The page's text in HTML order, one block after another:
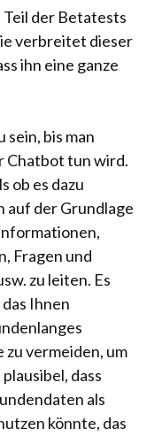
der Betatests
verbreitet dieser
ihn eine ganze
bis man
Chatbot tun wird.
ob es dazu
auf der Grundlage
Fragen und
zu leiten. Es
Ihnen
zu vermeiden, um
dass
als
könnte, das